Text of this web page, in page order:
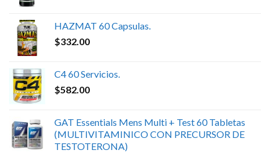
HAZMAT 60 Capsulas.
$332.00
C4 60 Servicios.
$582.00
GAT Essentials Mens Multi + Test 60 Tabletas
(MULTIVITAMINICO CON PRECURSOR DE
TESTOTERONA)